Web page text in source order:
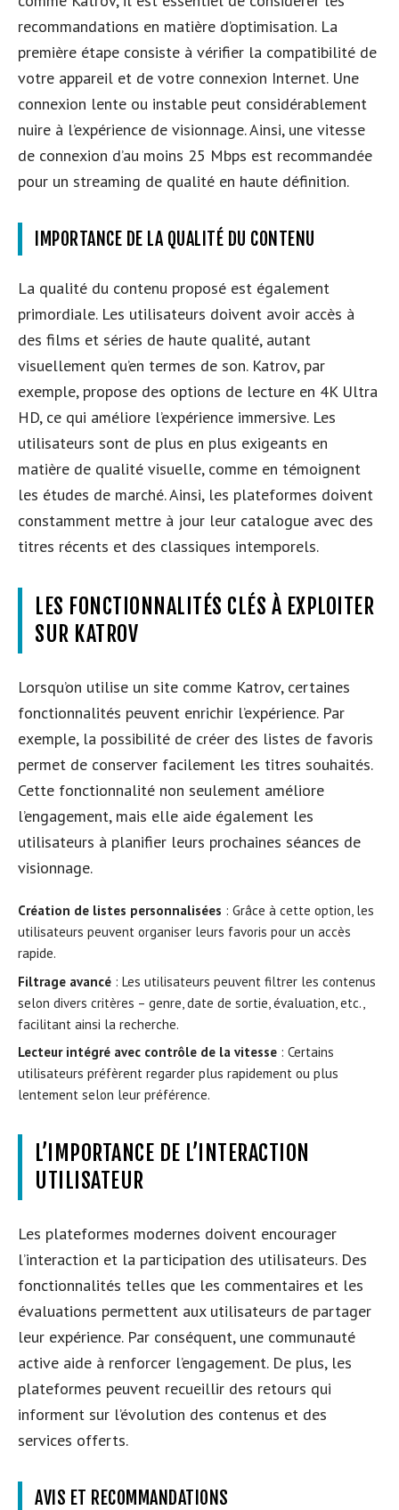
recommandations en matière d’optimisation. La
première étape consiste à vérifier la compatibilité de
votre appareil et de votre connexion Internet. Une
connexion lente ou instable peut considérablement
nuire à l’expérience de visionnage. Ainsi, une vitesse
de connexion d’au moins 25 Mbps est recommandée
pour un streaming de qualité en haute définition.
IMPORTANCE DE LA QUALITÉ DU CONTENU
La qualité du contenu proposé est également
primordiale. Les utilisateurs doivent avoir accès à
des films et séries de haute qualité, autant
visuellement qu’en termes de son. Katrov, par
exemple, propose des options de lecture en 4K Ultra
HD, ce qui améliore l’expérience immersive. Les
utilisateurs sont de plus en plus exigeants en
matière de qualité visuelle, comme en témoignent
les études de marché. Ainsi, les plateformes doivent
constamment mettre à jour leur catalogue avec des
titres récents et des classiques intemporels.
LES FONCTIONNALITÉS CLÉS À EXPLOITER
SUR KATROV
Lorsqu’on utilise un site comme Katrov, certaines
fonctionnalités peuvent enrichir l’expérience. Par
exemple, la possibilité de créer des listes de favoris
permet de conserver facilement les titres souhaités.
Cette fonctionnalité non seulement améliore
l’engagement, mais elle aide également les
utilisateurs à planifier leurs prochaines séances de
visionnage.
Création de listes personnalisées : Grâce à cette option, les
utilisateurs peuvent organiser leurs favoris pour un accès
rapide.
Filtrage avancé : Les utilisateurs peuvent filtrer les contenus
selon divers critères – genre, date de sortie, évaluation, etc.,
facilitant ainsi la recherche.
Lecteur intégré avec contrôle de la vitesse : Certains
utilisateurs préfèrent regarder plus rapidement ou plus
lentement selon leur préférence.
L’IMPORTANCE DE L’INTERACTION
UTILISATEUR
Les plateformes modernes doivent encourager
l’interaction et la participation des utilisateurs. Des
fonctionnalités telles que les commentaires et les
évaluations permettent aux utilisateurs de partager
leur expérience. Par conséquent, une communauté
active aide à renforcer l’engagement. De plus, les
plateformes peuvent recueillir des retours qui
informent sur l’évolution des contenus et des
services offerts.
AVIS ET RECOMMANDATIONS